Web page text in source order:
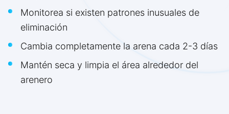
Monitorea si existen patrones inusuales de
eliminación
Cambia completamente la arena cada 2-3 días
Mantén seca y limpia el área alrededor del
arenero